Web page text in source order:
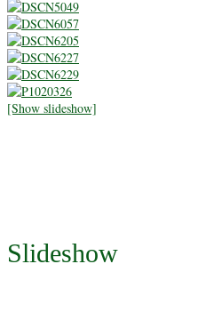
[Show slideshow]
Slideshow